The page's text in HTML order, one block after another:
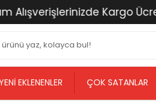
Kargo Ücretsiz!
EKLENENLER ÇOK SATANLAR